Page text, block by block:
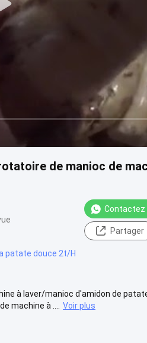
de manioc de
Contactez
Partager
patate douce 2t/H
à laver/manioc d'amidon de
machine à ....
Voir plus